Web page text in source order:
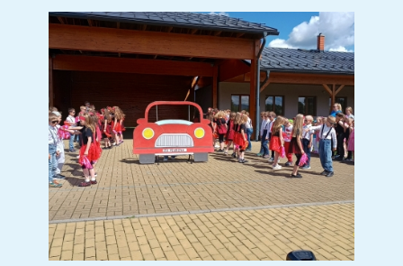
PREVENCE ZÁVISLOSTI NA IT